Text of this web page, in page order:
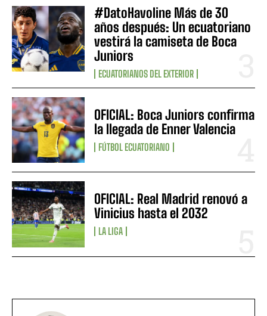
#DatoHavoline Más de 30
años después: Un ecuatoriano
vestirá la camiseta de Boca
Juniors
ECUATORIANOS DEL EXTERIOR
OFICIAL: Boca Juniors confirma
la llegada de Enner Valencia
FÚTBOL ECUATORIANO
OFICIAL: Real Madrid renovó a
Vinicius hasta el 2032
LA LIGA